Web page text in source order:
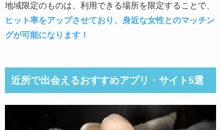
地域限定のものは、利用できる場所を限定することで、
ヒット率をアップさせており、身近な女性とのマッチン
グが可能になります！
近所で出会えるおすすめアプリ・サイト5選